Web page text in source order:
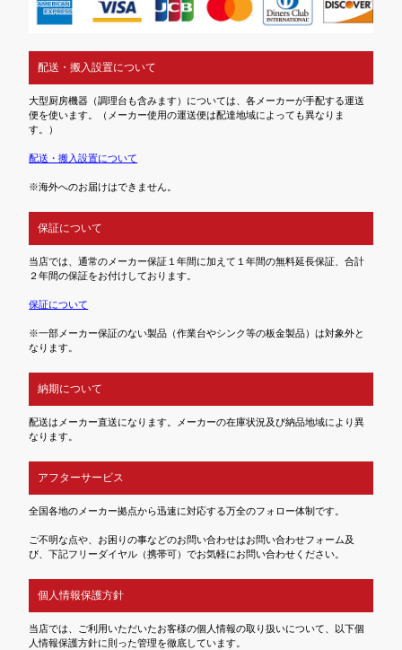
配送・搬入設置について
大型厨房機器（調理台も含みます）については、各メーカーが手配する運送
便を使います。（メーカー使用の運送便は配達地域によっても異なりま
す。）
配送・搬入設置について
※海外へのお届けはできません。
保証について
当店では、通常のメーカー保証１年間に加えて１年間の無料延長保証、合計
２年間の保証をお付けしております。
保証について
※一部メーカー保証のない製品（作業台やシンク等の板金製品）は対象外と
なります。
納期について
配送はメーカー直送になります。メーカーの在庫状況及び納品地域により異
なります。
アフターサービス
全国各地のメーカー拠点から迅速に対応する万全のフォロー体制です。
ご不明な点や、お困りの事などのお問い合わせはお問い合わせフォーム及
び、下記フリーダイヤル（携帯可）でお気軽にお問い合わせください。
個人情報保護方針
当店では、ご利用いただいたお客様の個人情報の取り扱いについて、以下個
人情報保護方針に則った管理を徹底しています。